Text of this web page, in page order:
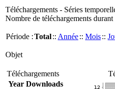
Téléchargements - Séries
Nombre de téléchargements
Période :Total:: Année:: Mois::
Objet
Téléchargements
Year Downloads